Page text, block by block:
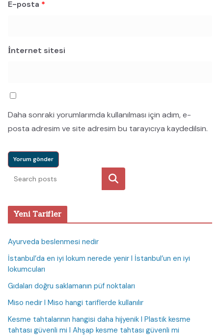
E-posta *
İnternet sitesi
Daha sonraki yorumlarımda kullanılması için adım, e-
posta adresim ve site adresim bu tarayıcıya kaydedilsin.
Ara
Yeni Tarifler
Ayurveda beslenmesi nedir
İstanbul’da en iyi lokum nerede yenir I İstanbul’un en iyi
lokumcuları
Gıdaları doğru saklamanın püf noktaları
Miso nedir I Miso hangi tariflerde kullanılır
Kesme tahtalarının hangisi daha hijyenik I Plastik kesme
tahtası güvenli mi I Ahşap kesme tahtası güvenli mi